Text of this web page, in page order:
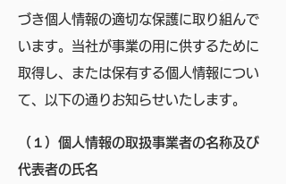
づき個人情報の適切な保護に取り組んで
います。当社が事業の用に供するために
取得し、または保有する個人情報につい
て、以下の通りお知らせいたします。
（１）個人情報の取扱事業者の名称及び
代表者の氏名